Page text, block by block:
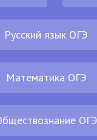
Русский язык ОГЭ
Математика ОГЭ
ОГЭ